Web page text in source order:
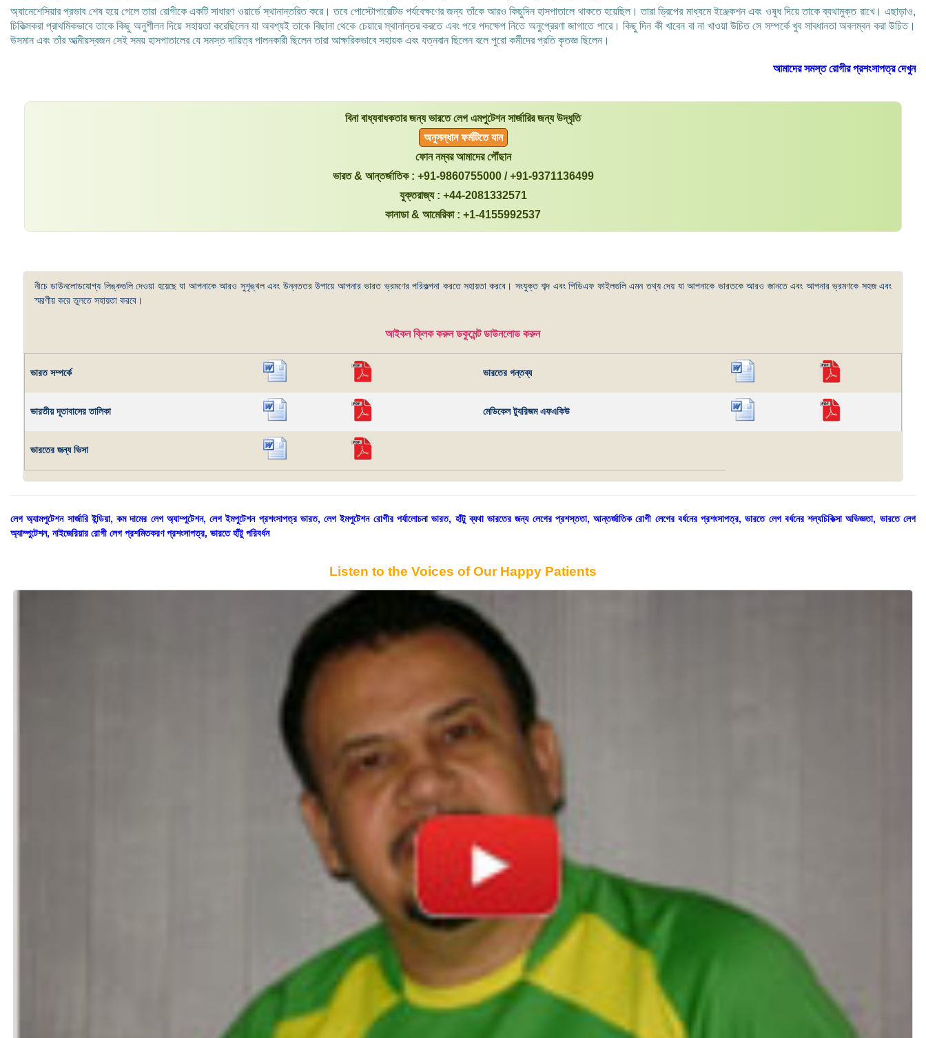
অ্যানেশেসিয়ার প্রভাব শেষ হয়ে গেলে তারা রোগীকে একটি সাধারণ ওয়ার্ডে স্থানান্তরিত করে। তবে পোস্টোপারেটিভ পর্যবেক্ষণের জন্য তাঁকে আরও কিছুদিন হাসপাতালে থাকতে হয়েছিল। তারা ড্রিপের মাধ্যমে ইঞ্জেকশন এবং ওষুধ দিয়ে তাকে ব্যথামুক্ত রাখে। এছাড়াও,
চিকিত্সকরা প্রাথমিকভাবে তাকে কিছু অনুশীলন দিয়ে সহায়তা করেছিলেন যা অবশ্যই তাকে বিছানা থেকে চেয়ারে স্থানান্তর করতে এবং পরে পদক্ষেপ নিতে অনুপ্রেরণা জাগাতে পারে। কিছু দিন কী খাবেন বা না খাওয়া উচিত সে সম্পর্কে খুব সাবধানতা অবলম্বন করা উচিত।
উসমান এবং তাঁর আত্মীয়স্বজন সেই সময় হাসপাতালের যে সমস্ত দায়িত্ব পালনকারী ছিলেন তারা আক্ষরিকভাবে সহায়ক এবং যত্নবান ছিলেন বলে পুরো কর্মীদের প্রতি কৃতজ্ঞ ছিলেন।
আমাদের সমস্ত রোগীর প্রশংসাপত্র দেখুন
বিনা বাধ্যবাধকতার জন্য ভারতে লেগ এমপুটেশন সার্জারির জন্য উদ্ধৃতি
অনুসন্ধান ফর্মটিতে যান
ফোন নম্বর আমাদের পৌঁছান
ভারত & আন্তর্জাতিক : +91-9860755000 / +91-9371136499
যুক্তরাজ্য : +44-2081332571
কানাডা & আমেরিকা : +1-4155992537
নীচে ডাউনলোডযোগ্য লিঙ্কগুলি দেওয়া হয়েছে যা আপনাকে আরও সুশৃঙ্খল এবং উন্নততর উপায়ে আপনার ভারত ভ্রমণের পরিকল্পনা করতে সহায়তা করবে। সংযুক্ত শব্দ এবং পিডিএফ ফাইলগুলি এমন তথ্য দেয় যা আপনাকে ভারতকে আরও জানতে এবং আপনার ভ্রমণকে সহজ এবং
স্মরণীয় করে তুলতে সহায়তা করবে।
আইকন ক্লিক করুন ডকুমেন্ট ডাউনলোড করুন
ভারত সম্পর্কে ভারতের গন্তব্য
ভারতীয় দূতাবাসের তালিকা মেডিকেল ট্যুরিজম এফএকিউ
ভারতের জন্য ভিসা
লেগ অ্যামপুটেশন সার্জারি ইন্ডিয়া, কম দামের লেগ অ্যাম্পুটেশন, লেগ ইমপুটেশন প্রশংসাপত্র ভারত, লেগ ইমপুটেশন রোগীর পর্যালোচনা ভারত, হাঁটু ব্যথা ভারতের জন্য লেগের প্রশস্ততা, আন্তর্জাতিক রোগী লেগের বর্ধনের প্রশংসাপত্র, ভারতে লেগ বর্ধনের শল্যচিকিত্সা অভিজ্ঞতা, ভারতে লেগ
অ্যাম্পুটেশন, নাইজেরিয়ার রোগী লেগ প্রশমিতকরণ প্রশংসাপত্র, ভারতে হাঁটু পরিবর্ধন
Listen to the Voices of Our Happy Patients